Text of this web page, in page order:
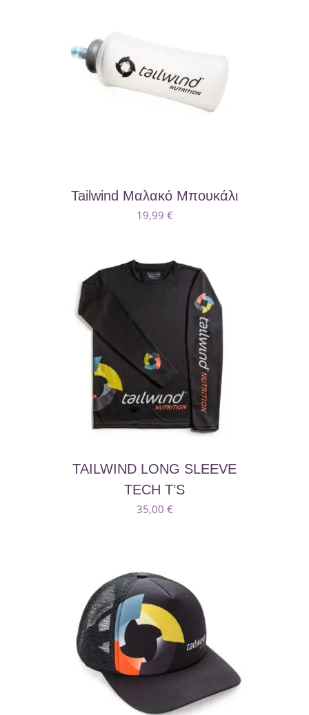
Tailwind Μαλακό Μπουκάλι
19,99 €
μπορούν
επιλεγούν
TAILWIND LONG SLEEVE
TECH T’S
35,00 €